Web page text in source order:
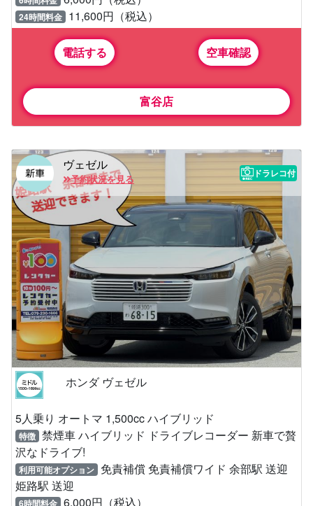
24時間料金 11,600円（税込）
電話する 空車確認
富谷店
ヴェゼル
予約状況を見る
ドラレコ付
ホンダ ヴェゼル
5人乗り オートマ 1,500cc ハイブリッド
特徴 禁煙車 ハイブリッド ドライブレコーダー 新車で贅
沢なドライブ!
利用可能オプション 免責補償 免責補償ワイド 余部駅 送迎
姫路駅 送迎
6時間料金 6,000円（税込）